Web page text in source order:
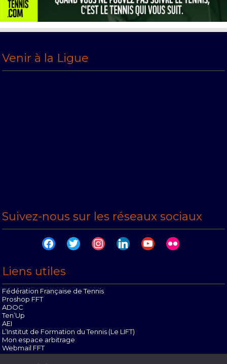
Venir à la Ligue
Suivez-nous sur les réseaux sociaux
facebooktwitter instagramlinkedinyoutubeflickr
Liens utiles
Fédération Française de Tennis
Proshop FFT
ADOC
Ten’Up
AEI
L’Institut de Formation du Tennis (Le LIFT)
Mon espace arbitrage
Webmail FFT
Offres d’emploi